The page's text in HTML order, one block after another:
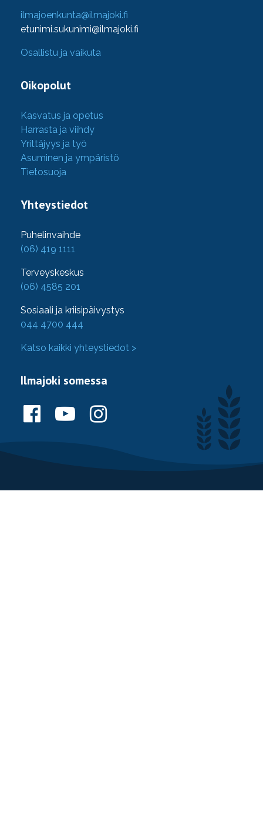
ilmajoenkunta@ilmajoki.fi
etunimi.sukunimi@ilmajoki.fi
Osallistu ja vaikuta
Oikopolut
Kasvatus ja opetus
Harrasta ja viihdy
Yrittäjyys ja työ
Asuminen ja ympäristö
Tietosuoja
Yhteystiedot
Puhelinvaihde
(06) 419 1111
Terveyskeskus
(06) 4585 201
Sosiaali ja kriisipäivystys
044 4700 444
Katso kaikki yhteystiedot >
Ilmajoki somessa